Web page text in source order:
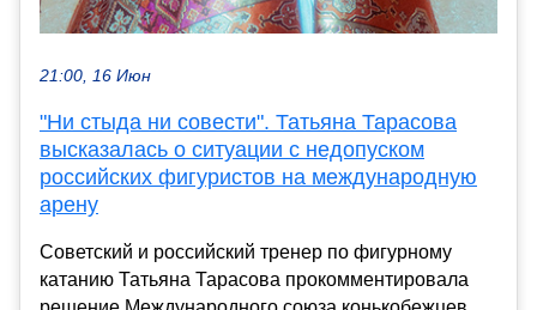
21:00, 16 Июн
"Ни стыда ни совести". Татьяна Тарасова
высказалась о ситуации с недопуском
российских фигуристов на международную
арену
Советский и российский тренер по фигурному
катанию Татьяна Тарасова прокомментировала